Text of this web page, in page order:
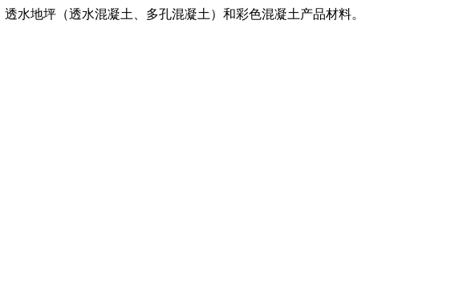
水地坪（透水混凝土、多孔混凝土）和彩色混凝土产品材料。